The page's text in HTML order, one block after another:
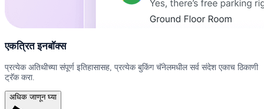
एकत्रित इनबॉक्स
प्रत्येक अतिथीच्या संपूर्ण इतिहासासह, प्रत्येक बुकिंग चॅनेलमधील सर्व संदेश एकाच ठिकाणी
ट्रॅक करा.
अधिक जाणून घ्या